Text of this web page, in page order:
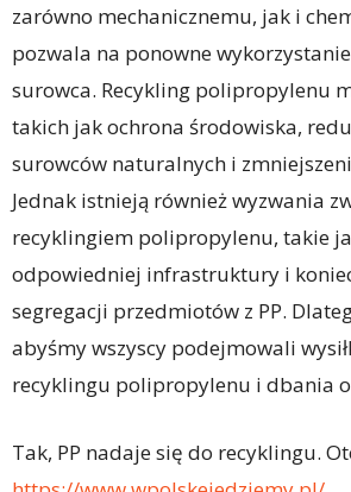
zarówno mechanicznemu, jak i
pozwala na ponowne
surowca. Recykling polipropylenu
takich jak ochrona środowiska,
surowców naturalnych i
Jednak istnieją również wyzwania
recyklingiem polipropylenu, takie
odpowiedniej infrastruktury i
segregacji przedmiotów z PP.
abyśmy wszyscy podejmowali
recyklingu polipropylenu i dbania
Tak, PP nadaje się do recyklingu.